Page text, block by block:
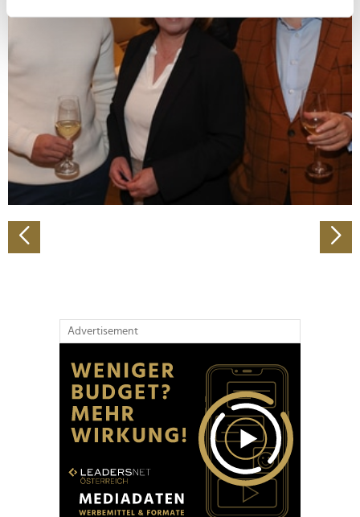
bestimmten Merkmalen (Fingerprinting) identifizieren
Erfahren Sie mehr darüber, wie Ihre persönlichen Daten
verarbeitet werden, und legen Sie Ihre Präferenzen im
Abschnitt Einzelheiten
fest.
Wir verwenden Cookies, um Inhalte und Anzeigen zu
personalisieren, Funktionen für soziale Medien anbieten
zu können und die Zugriffe auf unsere Website zu
analysieren. Außerdem geben wir Informationen zu Ihrer
Verwendung unserer Website an unsere Partner für
soziale Medien, Werbung und Analysen weiter. Unsere
Partner führen diese Informationen möglicherweise mit
Advertisement